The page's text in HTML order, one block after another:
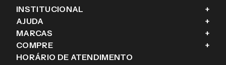
INSTITUCIONAL +
Sobre a eÓtica
AJUDA +
Trocas e Devoluções
MARCAS +
Ray-Ban
COMPRE +
HORÁRIO DE ATENDIMENTO